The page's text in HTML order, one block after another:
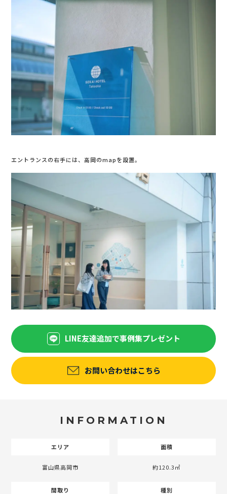
エントランスの右手には、高岡のmapを設置。
LINE友達追加で事例集プレゼント
お問い合わせはこちら
INFORMATION
エリア
富山県高岡市
面積
約120.3㎡
間取り 種別